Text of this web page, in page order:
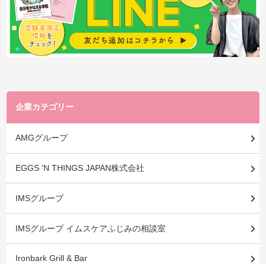
企業カテゴリー
AMGグループ
EGGS 'N THINGS JAPAN株式会社
IMSグループ
IMSグループ イムスケアふじみの相談室
Ironbark Grill & Bar